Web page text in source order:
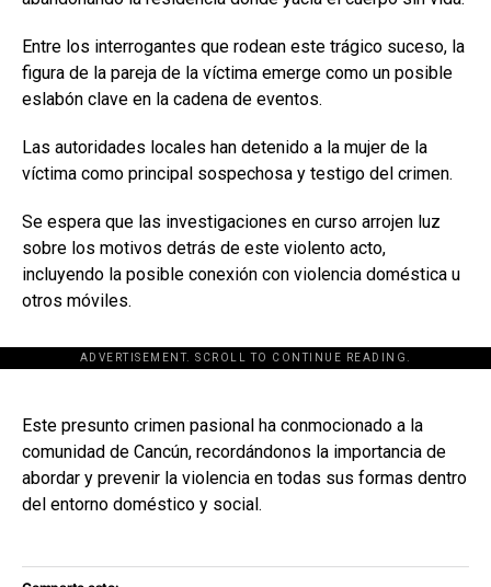
Entre los interrogantes que rodean este trágico suceso, la
figura de la pareja de la víctima emerge como un posible
eslabón clave en la cadena de eventos.
Las autoridades locales han detenido a la mujer de la
víctima como principal sospechosa y testigo del crimen.
Se espera que las investigaciones en curso arrojen luz
sobre los motivos detrás de este violento acto,
incluyendo la posible conexión con violencia doméstica u
otros móviles.
ADVERTISEMENT. SCROLL TO CONTINUE READING.
[adsforwp id="243463"]
Este presunto crimen pasional ha conmocionado a la
comunidad de Cancún, recordándonos la importancia de
abordar y prevenir la violencia en todas sus formas dentro
del entorno doméstico y social.